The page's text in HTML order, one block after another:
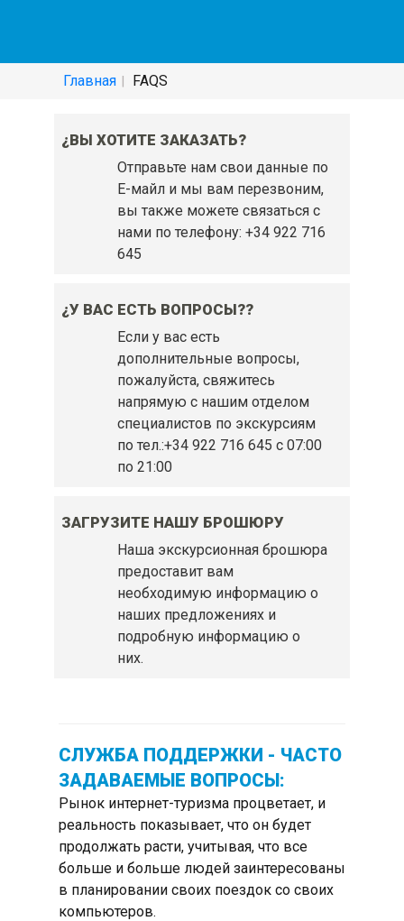
Главная FAQS
¿ВЫ ХОТИТЕ ЗАКАЗАТЬ?
Отправьте нам свои данные по
Е-майл и мы вам перезвоним,
вы также можете связаться с
нами по телефону: +34 922 716
645
¿У ВАС ЕСТЬ ВОПРОСЫ??
Если у вас есть
дополнительные вопросы,
пожалуйста, свяжитесь
напрямую с нашим отделом
специалистов по экскурсиям
по тел.:+34 922 716 645 c 07:00
по 21:00
ЗАГРУЗИТЕ НАШУ БРОШЮРУ
Наша экскурсионная брошюра
предоставит вам
необходимую информацию о
наших предложениях и
подробную информацию о
них.
СЛУЖБА ПОДДЕРЖКИ - ЧАСТО
ЗАДАВАЕМЫЕ ВОПРОСЫ:
Рынок интернет-туризма процветает, и
реальность показывает, что он будет
продолжать расти, учитывая, что все
больше и больше людей заинтересованы
в планировании своих поездок со своих
компьютеров.